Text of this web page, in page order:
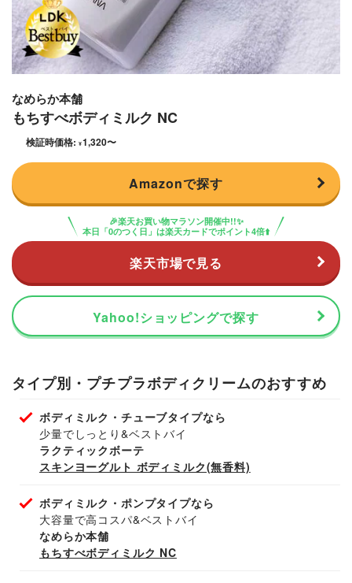
なめらか本舗
もちすべボディミルク NC
検証時価格: ¥1,320〜
Amazonで探す
🎉楽天お買い物マラソン開催中!!✨
本日「0のつく日」は楽天カードでポイント4倍⬆️
楽天市場で見る
Yahoo!ショッピングで探す
タイプ別・プチプラボディクリームのおすすめ
ボディミルク・チューブタイプなら
少量でしっとり&ベストバイ
ラクティックボーテ
スキンヨーグルト ボディミルク(無香料)
ボディミルク・ポンプタイプなら
大容量で高コスパ&ベストバイ
なめらか本舗
もちすべボディミルク NC